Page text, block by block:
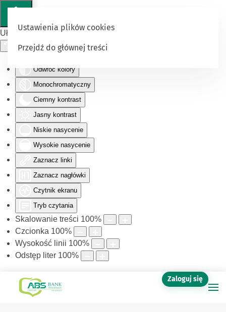
Ułatwienia dostępu
Odwróć kolory
Monochromatyczny
Ciemny kontrast
Jasny kontrast
Niskie nasycenie
Wysokie nasycenie
Zaznacz linki
Zaznacz nagłówki
Czytnik ekranu
Tryb czytania
Skalowanie treści 100%
Czcionka 100%
Wysokość linii 100%
Odstęp liter 100%
Ustawienia plików cookies
Przejdź do głównej treści
Zaloguj się